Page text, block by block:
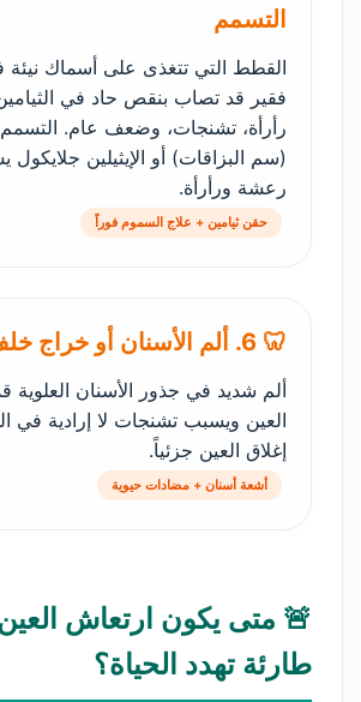
التسمم
القطط التي تتغذى على أسماك
فقير قد تصاب بنقص حاد في
رأرأة، تشنجات، وضعف عام. التسمم
(سم البزاقات) أو الإيثيلين جلايكول
رعشة ورأرأة.
حقن ثيامين + علاج السموم فوراً
🦷 6. ألم الأسنان أو خراج خلف المقلة
ألم شديد في جذور الأسنان العلوية
العين ويسبب تشنجات لا إرادية في
إغلاق العين جزئياً.
أشعة أسنان + مضادات حيوية
🚨 متى يكون ارتعاش
طارئة تهدد الحياة؟